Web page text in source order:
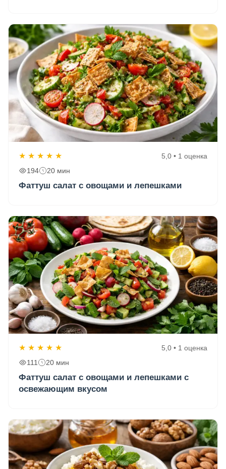
★ ★ ★ ★ ★
5,0 • 1 оценка
194
20 мин
Фаттуш салат с овощами и лепешками
★ ★ ★ ★ ★
5,0 • 1 оценка
111
20 мин
Фаттуш салат с овощами и лепешками с
освежающим вкусом